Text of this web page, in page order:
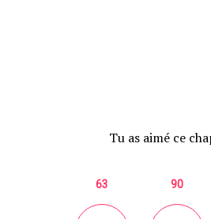
Tu as aimé ce
63 90